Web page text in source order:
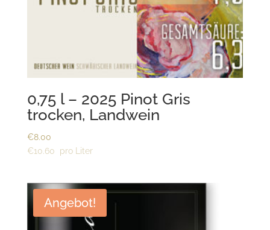
0,75 l – 2025 Pinot Gris
trocken, Landwein
€10.60
€8.00
Angebot!